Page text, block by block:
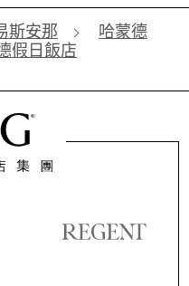
斯安那
哈蒙德
假日飯店